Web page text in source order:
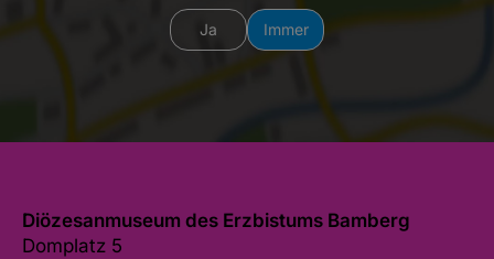
Ja Immer
Diözesanmuseum des Erzbistums Bamberg
Domplatz 5